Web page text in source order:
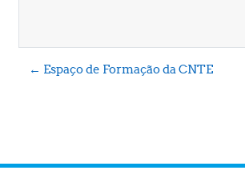
← Espaço de Formação da CNTE